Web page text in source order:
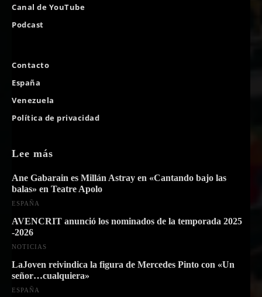
Canal de YouTube
Podcast
Contacto
España
Venezuela
Política de privacidad
Lee más
Ane Gabarain es Millán Astray en «Cantando bajo las
balas» en Teatre Apolo
ESPAÑA
AVENCRIT anunció los nominados de la temporada 2025
-2026
NOTICIAS
LaJoven reivindica la figura de Mercedes Pinto con «Un
señor…cualquiera»
ESPAÑA